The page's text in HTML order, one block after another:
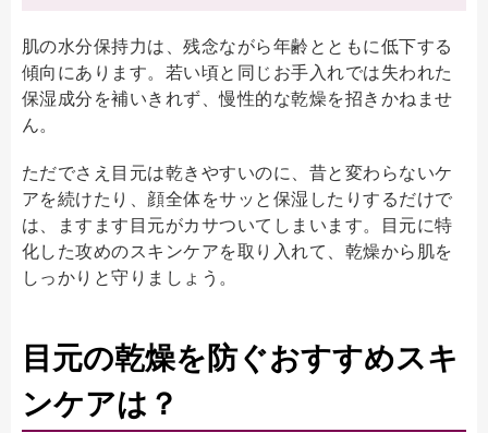
肌の水分保持力は、残念ながら年齢とともに低下する
傾向にあります。若い頃と同じお手入れでは失われた
保湿成分を補いきれず、慢性的な乾燥を招きかねませ
ん。
ただでさえ目元は乾きやすいのに、昔と変わらないケ
アを続けたり、顔全体をサッと保湿したりするだけで
は、ますます目元がカサついてしまいます。目元に特
化した攻めのスキンケアを取り入れて、乾燥から肌を
しっかりと守りましょう。
目元の乾燥を防ぐおすすめスキ
ンケアは？